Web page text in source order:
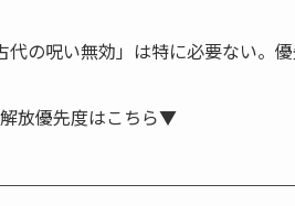
の呪い無効」は特に必要ない。優
放優先度はこちら▼